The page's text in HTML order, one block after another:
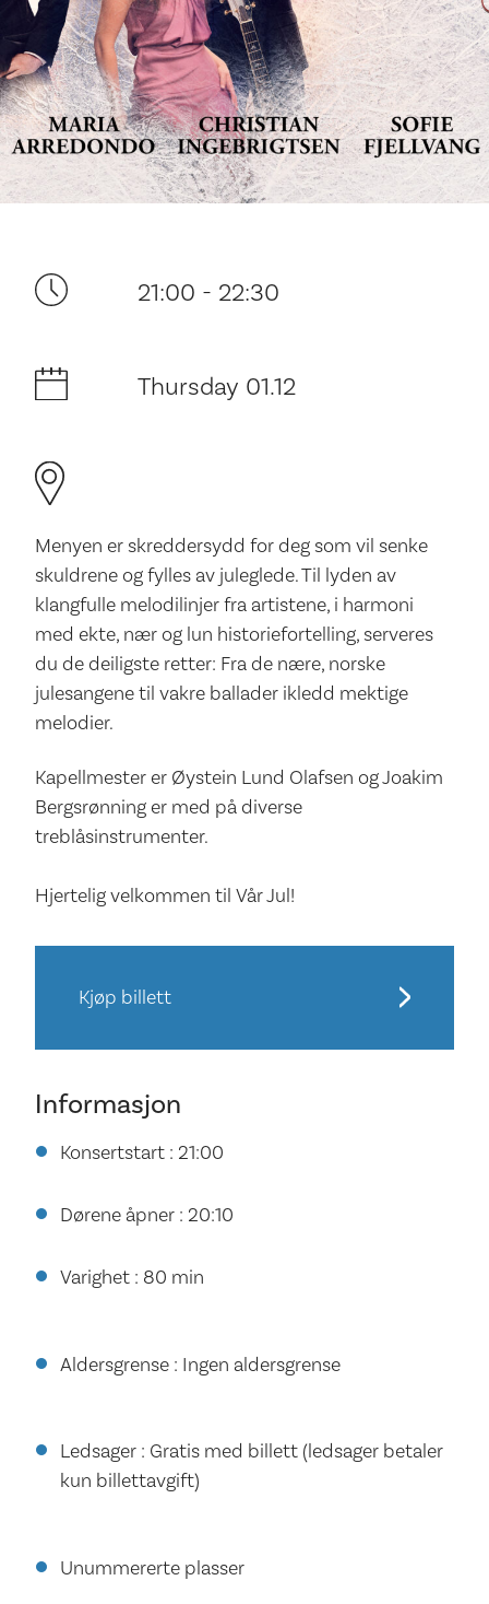
Your visit
The music in the Cathedral
History and architecture
21:00 - 22:30
Thursday 01.12
Menyen er skreddersydd for deg som vil senke
skuldrene og fylles av juleglede. Til lyden av
klangfulle melodilinjer fra artistene, i harmoni
med ekte, nær og lun historiefortelling, serveres
du de deiligste retter: Fra de nære, norske
julesangene til vakre ballader ikledd mektige
melodier.
Kapellmester er Øystein Lund Olafsen og Joakim
Bergsrønning er med på diverse
treblåsinstrumenter.
Hjertelig velkommen til Vår Jul!
Kjøp billett
Informasjon
Konsertstart : 21:00
Dørene åpner : 20:10
Varighet : 80 min
Aldersgrense : Ingen aldersgrense
Ledsager : Gratis med billett (ledsager betaler
kun billettavgift)
Unummererte plasser